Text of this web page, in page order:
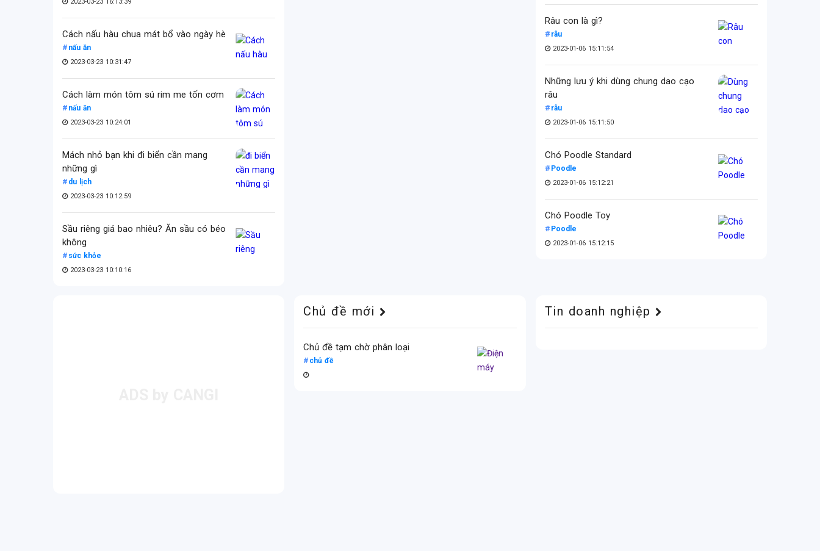
Cách nấu hàu chua mát bổ vào ngày hè
nấu ăn
2023-03-23 10:31:47
Cách làm món tôm sú rim me tốn cơm
nấu ăn
2023-03-23 10:24:01
Mách nhỏ bạn khi đi biển cần mang
những gì
du lịch
2023-03-23 10:12:59
Sầu riêng giá bao nhiêu? Ăn sầu có béo
không
sức khỏe
2023-03-23 10:10:16
Râu con là gì?
râu
2023-01-06 15:11:54
Những lưu ý khi dùng chung dao cạo
râu
râu
2023-01-06 15:11:50
Chó Poodle Standard
Poodle
2023-01-06 15:12:21
Chó Poodle Toy
Poodle
2023-01-06 15:12:15
Chủ đề mới
Chủ đề tạm chờ phân loại
chủ đề
Tin doanh nghiệp